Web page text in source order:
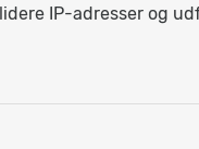
IP-adresser og